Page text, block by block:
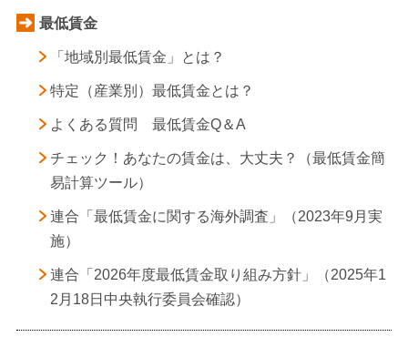
最低賃金
「地域別最低賃金」とは？
特定（産業別）最低賃金とは？
よくある質問 最低賃金Q＆A
チェック！あなたの賃金は、大丈夫？（最低賃金簡
易計算ツール）
連合「最低賃金に関する海外調査」（2023年9月実
施）
連合「2026年度最低賃金取り組み方針」（2025年1
2月18日中央執行委員会確認）